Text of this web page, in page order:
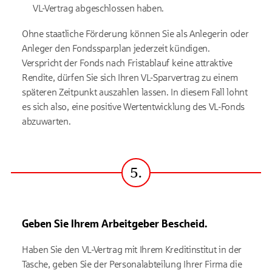
VL-Vertrag abgeschlossen haben.
Ohne staatliche Förderung können Sie als Anlegerin oder
Anleger den Fondssparplan jederzeit kündigen.
Verspricht der Fonds nach Fristablauf keine attraktive
Rendite, dürfen Sie sich Ihren VL-Sparvertrag zu einem
späteren Zeitpunkt auszahlen lassen. In diesem Fall lohnt
es sich also, eine positive Wertentwicklung des VL-Fonds
abzuwarten.
Schritt
5.
Geben Sie Ihrem Arbeitgeber Bescheid.
Haben Sie den VL-Vertrag mit Ihrem Kreditinstitut in der
Tasche, geben Sie der Personalabteilung Ihrer Firma die